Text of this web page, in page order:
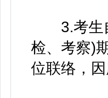
3.考生自
检、考察)
位联络，